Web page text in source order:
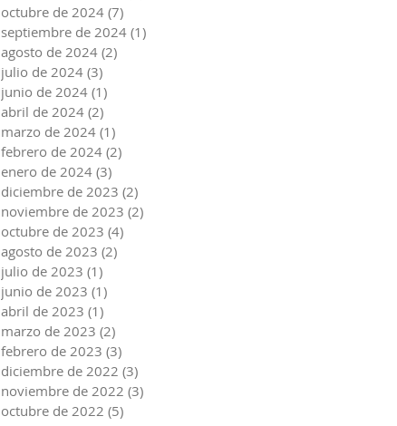
octubre de 2024 (7)
septiembre de 2024 (1)
agosto de 2024 (2)
julio de 2024 (3)
junio de 2024 (1)
abril de 2024 (2)
marzo de 2024 (1)
febrero de 2024 (2)
enero de 2024 (3)
diciembre de 2023 (2)
noviembre de 2023 (2)
octubre de 2023 (4)
agosto de 2023 (2)
julio de 2023 (1)
junio de 2023 (1)
abril de 2023 (1)
marzo de 2023 (2)
febrero de 2023 (3)
diciembre de 2022 (3)
noviembre de 2022 (3)
octubre de 2022 (5)